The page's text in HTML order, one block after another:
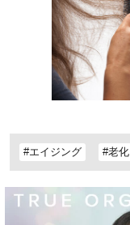
#エイジング #老化